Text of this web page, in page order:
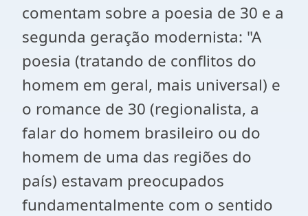
comentam sobre a poesia de 30 e a
segunda geração modernista: "A
poesia (tratando de conflitos do
homem em geral, mais universal) e
o romance de 30 (regionalista, a
falar do homem brasileiro ou do
homem de uma das regiões do
país) estavam preocupados
fundamentalmente com o sentido